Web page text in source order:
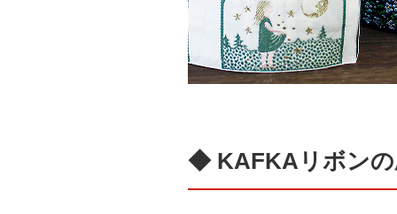
◆ KAFKAリボンの